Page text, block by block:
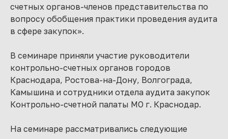
счетных органов-членов представительства по
вопросу обобщения практики проведения аудита
в сфере закупок».
В семинаре приняли участие руководители
контрольно-счетных органов городов
Краснодара, Ростова-на-Дону, Волгограда,
Камышина и сотрудники отдела аудита закупок
Контрольно-счетной палаты МО г. Краснодар.
На семинаре рассматривались следующие